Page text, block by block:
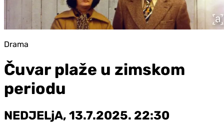
Drama
Čuvar plaže u zimskom
periodu
NEDJELjA, 13.7.2025. 22:30